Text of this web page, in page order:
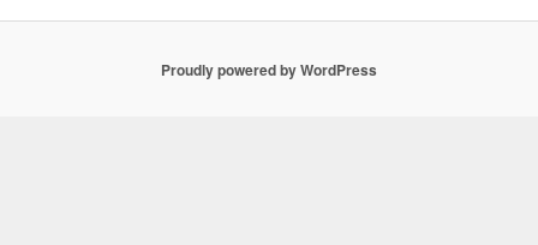
Proudly powered by WordPress